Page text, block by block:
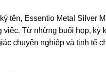
tên, Essentio Metal Silver
việc. Từ những buổi họp, ký
chuyên nghiệp và tinh tế